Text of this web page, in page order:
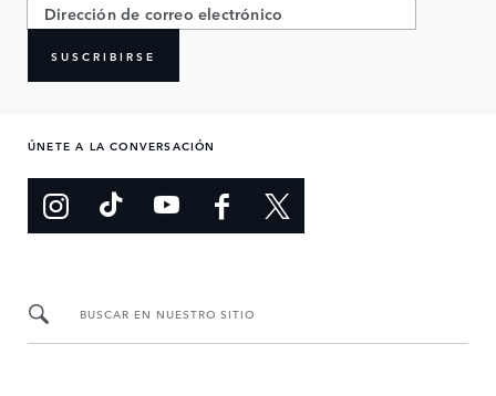
SUSCRIBIRSE
ÚNETE A LA CONVERSACIÓN
BUSCAR EN NUESTRO SITIO